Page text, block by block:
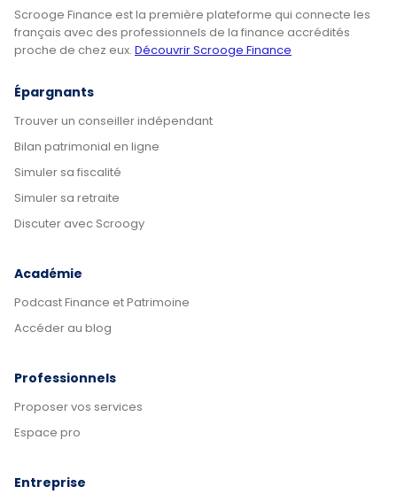
Scrooge Finance est la première plateforme qui connecte les
français avec des professionnels de la finance accrédités
proche de chez eux. Découvrir Scrooge Finance
Épargnants
Trouver un conseiller indépendant
Bilan patrimonial en ligne
Simuler sa fiscalité
Simuler sa retraite
Discuter avec Scroogy
Académie
Podcast Finance et Patrimoine
Accéder au blog
Professionnels
Proposer vos services
Espace pro
Entreprise